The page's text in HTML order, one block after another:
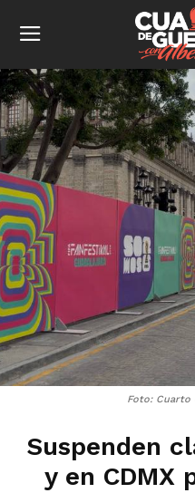
Foto: Cuarto
Suspenden
y en CDMX